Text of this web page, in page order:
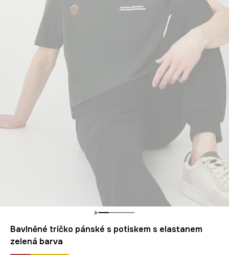
Bavlněné tričko pánské s potiskem s elastanem
zelená barva